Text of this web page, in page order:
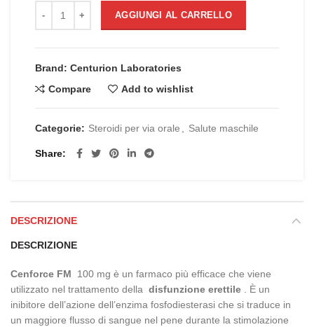
AGGIUNGI AL CARRELLO
Brand: Centurion Laboratories
Compare
Add to wishlist
Categorie: Steroidi per via orale , Salute maschile
Share
DESCRIZIONE
DESCRIZIONE
Cenforce FM
100 mg è un farmaco più efficace che viene
utilizzato nel trattamento della disfunzione erettile . È un
inibitore dell’azione dell’enzima fosfodiesterasi che si traduce in
un maggiore flusso di sangue nel pene durante la stimolazione